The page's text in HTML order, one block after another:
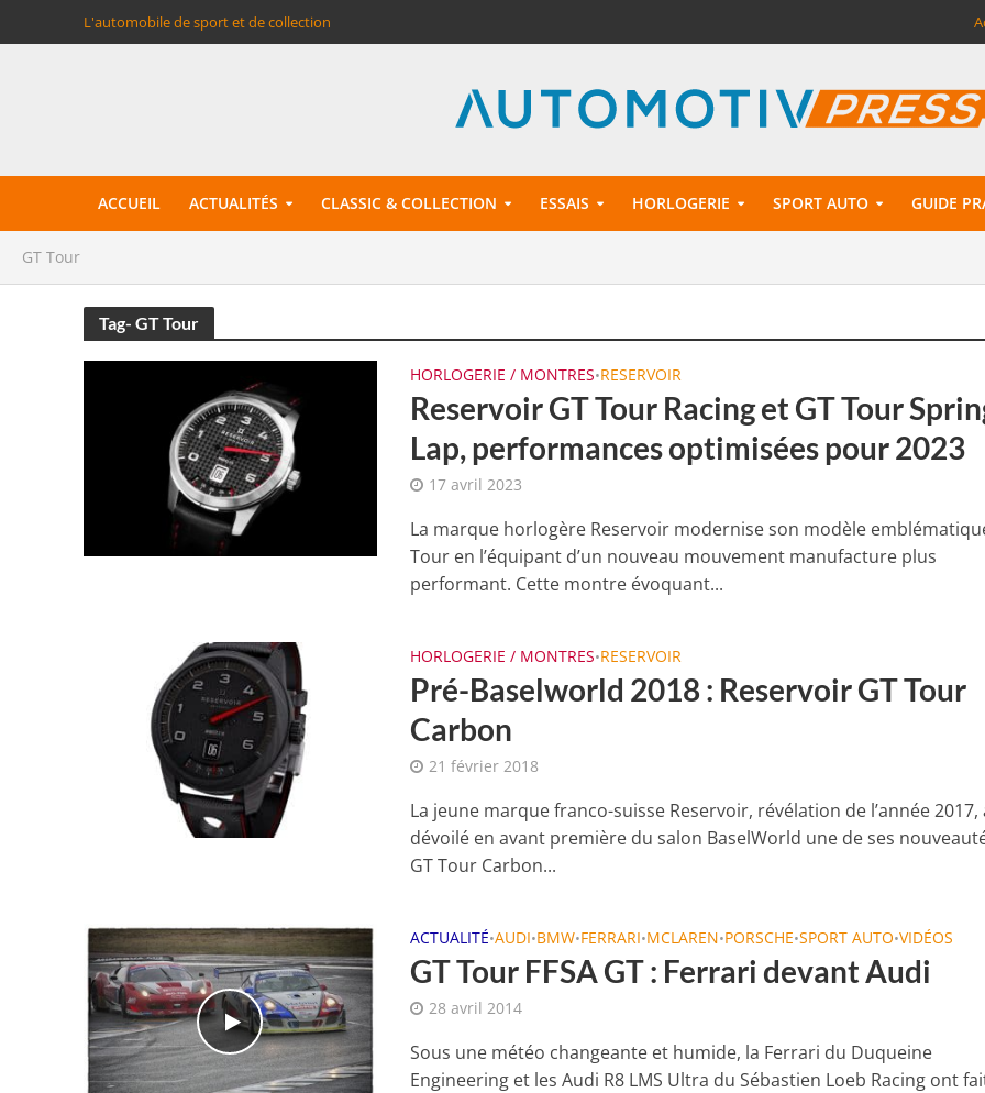
L'automobile de sport et de collection
ACCUEIL ACTUALITÉS CLASSIC & COLLECTION ESSAIS HORLOGERIE SPORT AUTO GUIDE
GT Tour
Tag- GT Tour
HORLOGERIE / MONTRES•RESERVOIR
Reservoir GT Tour Racing et GT Tour
Lap, performances optimisées pour 2023
17 avril 2023
La marque horlogère Reservoir modernise son modèle
Tour en l’équipant d’un nouveau mouvement manufacture plus
performant. Cette montre évoquant...
HORLOGERIE / MONTRES•RESERVOIR
Pré-Baselworld 2018 : Reservoir GT Tour
Carbon
21 février 2018
La jeune marque franco-suisse Reservoir, révélation de l’année 2017,
dévoilé en avant première du salon BaselWorld une de ses
GT Tour Carbon...
ACTUALITÉ•AUDI•BMW•FERRARI•MCLAREN•PORSCHE•SPORT AUTO•VIDÉOS
GT Tour FFSA GT : Ferrari devant Audi
28 avril 2014
Sous une météo changeante et humide, la Ferrari du Duqueine
Engineering et les Audi R8 LMS Ultra du Sébastien Loeb Racing ont